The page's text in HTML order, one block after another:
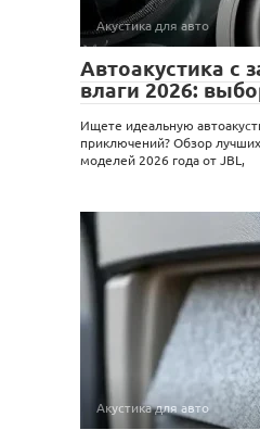
Акустика для авто
Автоакустика с
влаги 2026:
Ищете идеальную
приключений? Обзор
моделей 2026 года от JBL,
Акустика для авто